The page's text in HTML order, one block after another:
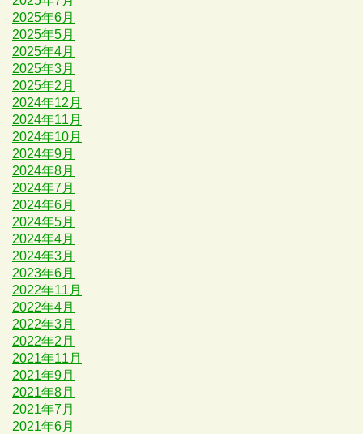
2025年6月
2025年5月
2025年4月
2025年3月
2025年2月
2024年12月
2024年11月
2024年10月
2024年9月
2024年8月
2024年7月
2024年6月
2024年5月
2024年4月
2024年3月
2023年6月
2022年11月
2022年4月
2022年3月
2022年2月
2021年11月
2021年9月
2021年8月
2021年7月
2021年6月